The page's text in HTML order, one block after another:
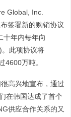
Global, Inc.
签署新的购销协议
十年内每年向
此项协议将
4600万吨。
高兴地宣布，通过
在韩国达成了首个
供应合作关系的又